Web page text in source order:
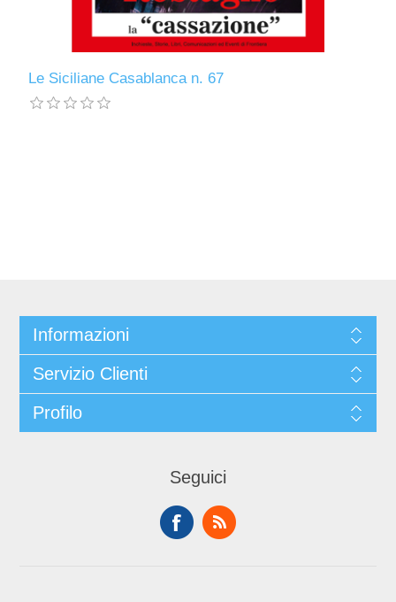
Le Siciliane Casablanca n. 67
Informazioni
Servizio Clienti
Profilo
Seguici